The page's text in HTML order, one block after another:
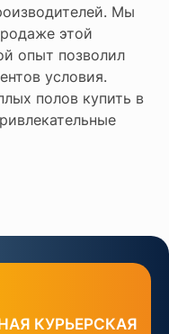
Мы
этой
опыт позволил
условия.
полов купить в
КУРЬЕРСКАЯ